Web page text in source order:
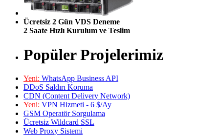
Ücretsiz 2 Gün VDS Deneme
2 Saate Hızlı Kurulum ve Teslim
Popüler Projelerimiz
Yeni: WhatsApp Business API
DDoS Saldırı Koruma
CDN (Content Delivery Network)
Yeni: VPN Hizmeti - 6 $/Ay
GSM Operatör Sorgulama
Ücretsiz Wildcard SSL
Web Proxy Sistemi